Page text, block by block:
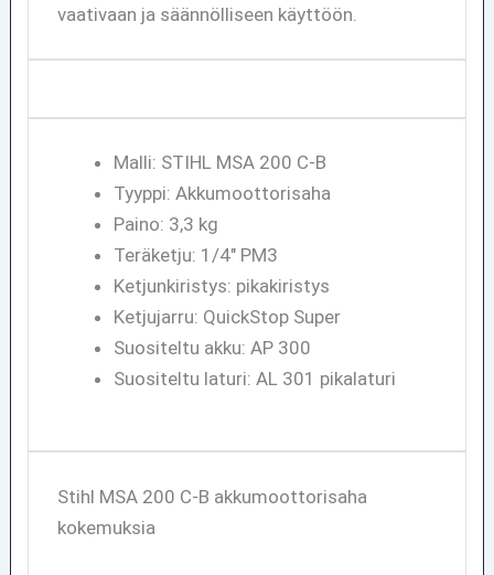
vaativaan ja säännölliseen käyttöön.
Malli: STIHL MSA 200 C-B
Tyyppi: Akkumoottorisaha
Paino: 3,3 kg
Teräketju: 1/4" PM3
Ketjunkiristys: pikakiristys
Ketjujarru: QuickStop Super
Suositeltu akku: AP 300
Suositeltu laturi: AL 301 pikalaturi
Stihl MSA 200 C-B akkumoottorisaha
kokemuksia